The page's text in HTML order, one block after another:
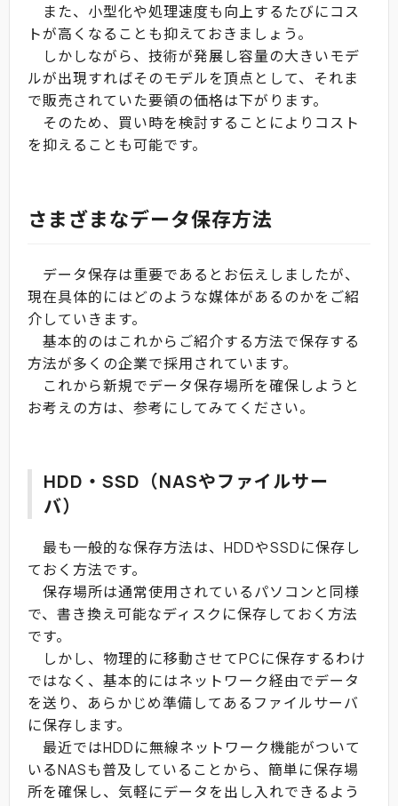
また、小型化や処理速度も向上するたびにコス
トが高くなることも抑えておきましょう。
しかしながら、技術が発展し容量の大きいモデ
ルが出現すればそのモデルを頂点として、それま
で販売されていた要領の価格は下がります。
そのため、買い時を検討することによりコスト
を抑えることも可能です。
さまざまなデータ保存方法
データ保存は重要であるとお伝えしましたが、
現在具体的にはどのような媒体があるのかをご紹
介していきます。
基本的のはこれからご紹介する方法で保存する
方法が多くの企業で採用されています。
これから新規でデータ保存場所を確保しようと
お考えの方は、参考にしてみてください。
HDD・SSD（NASやファイルサー
バ）
最も一般的な保存方法は、HDDやSSDに保存し
ておく方法です。
保存場所は通常使用されているパソコンと同様
で、書き換え可能なディスクに保存しておく方法
です。
しかし、物理的に移動させてPCに保存するわけ
ではなく、基本的にはネットワーク経由でデータ
を送り、あらかじめ準備してあるファイルサーバ
に保存します。
最近ではHDDに無線ネットワーク機能がついて
いるNASも普及していることから、簡単に保存場
所を確保し、気軽にデータを出し入れできるよう